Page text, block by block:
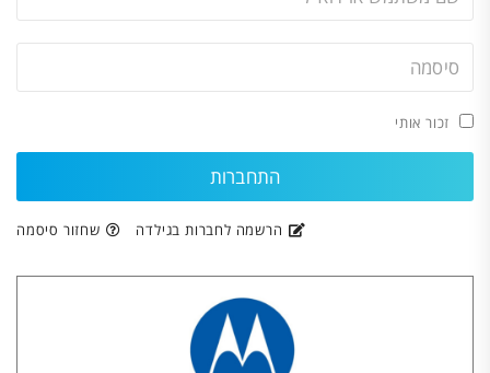
זכור אותי
הרשמה לחברות בגילדה שחזור סיסמה